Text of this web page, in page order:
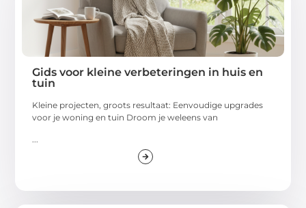
Gids voor kleine verbeteringen in huis en
tuin
Kleine projecten, groots resultaat: Eenvoudige upgrades
voor je woning en tuin Droom je weleens van
...